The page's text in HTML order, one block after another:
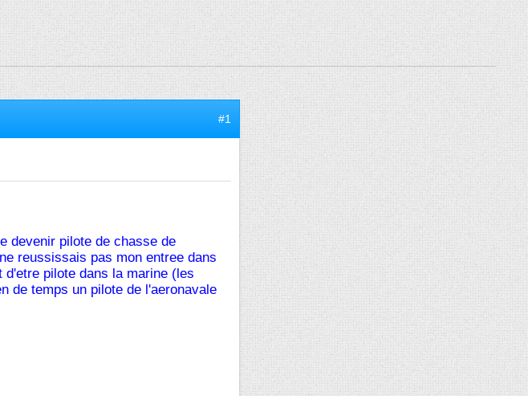
#1
devenir pilote de chasse de
reussissais pas mon entree dans
pilote dans la marine (les
de temps un pilote de l'aeronavale